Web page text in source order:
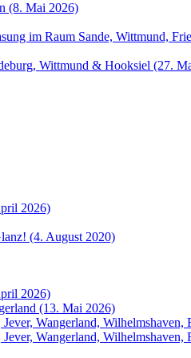
(8. Mai 2026)
im Raum Sande, Wittmund,
Wittmund & Hooksiel (27.
2026)
(4. August 2020)
2026)
(13. Mai 2026)
Wangerland, Wilhelmshaven,
Wangerland, Wilhelmshaven,